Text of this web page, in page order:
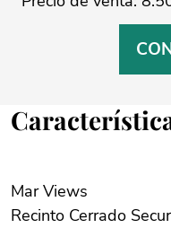
Mar Views
Recinto